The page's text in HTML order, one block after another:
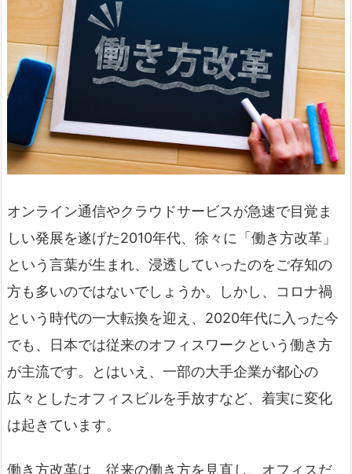
オンライン通信やクラウドサービスが急速で目覚ま
しい発展を遂げた2010年代、徐々に「働き方改革」
という言葉が生まれ、浸透していったのをご存知の
方も多いのではないでしょうか。しかし、コロナ禍
という時代の一大転換を迎え、2020年代に入った今
でも、日本では従来のオフィスワークという働き方
が主流です。とはいえ、一部の大手企業が都心の
広々としたオフィスビルを手放すなど、着実に変化
は起きています。
働き方改革は、従来の働き方を見直し、オフィスだ